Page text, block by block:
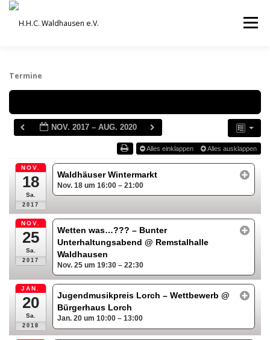
Zum
springen
Menü
ORCHESTER UND ENSEMBLES TERMINE
Termine
NOV. 2017 – AUG. 2020
Alles einklappen Alles ausklappen
NOV.
18
Sa.
2017
Waldhäuser Wintermarkt
Nov. 18 um 16:00 – 21:00
NOV.
25
Sa.
2017
Wetten was…??? – Bunter
Unterhaltungsabend@ Remstalhalle
Waldhausen
Nov. 25 um 19:30 – 22:30
JAN.
20
Sa.
2018
Jugendmusikpreis Lorch – Wettbewerb@
Bürgerhaus Lorch
Jan. 20 um 10:00 – 13:00